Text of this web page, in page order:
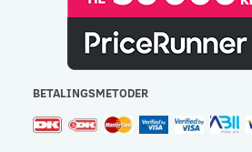
BETALINGSMETODER